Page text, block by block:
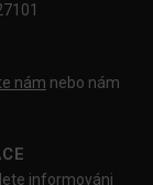
nám nebo nám
informováni